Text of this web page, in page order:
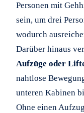
Personen mit
sein, um drei
wodurch
Darüber hinaus
Aufzüge oder
nahtlose
unteren Kabinen
Ohne einen